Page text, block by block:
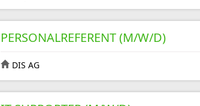
PERSONALREFERENT (M/W/D)
DIS AG